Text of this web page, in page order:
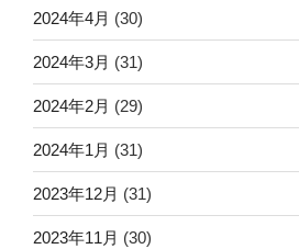
2024年4月 (30)
2024年3月 (31)
2024年2月 (29)
2024年1月 (31)
2023年12月 (31)
2023年11月 (30)